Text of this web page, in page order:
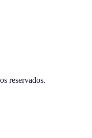
reservados.